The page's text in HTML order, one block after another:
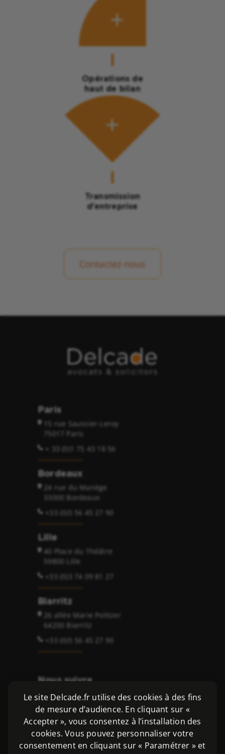
Le site Delcade.fr utilise des cookies à des fins
de mesure d’audience. En cliquant sur «
Accepter », vous consentez à l’installation des
cookies. Vous pouvez personnaliser votre
consentement en cliquant sur « Paramétrer » et
Opérations de
haut de bilan
Transmission
d’entreprise
Contactez-nous
Paris
15 rue Saussier-Leroy
75017 Paris
+ 33 (0)1 75 43 18 56
Bordeaux
24 rue du Manège
33000 Bordeaux
+33 (0)5 56 45 27 90
Lille
40 Place du Théâtre
59800 Lille
+33 (0)3 74 09 81 27
Biarritz
26 allée Marie Politzer
64200 Biarritz
+33 (0)5 56 45 27 90
Nous suivre
Copyright 2026 ©
Delcade SAS - Avocats et Solicitors